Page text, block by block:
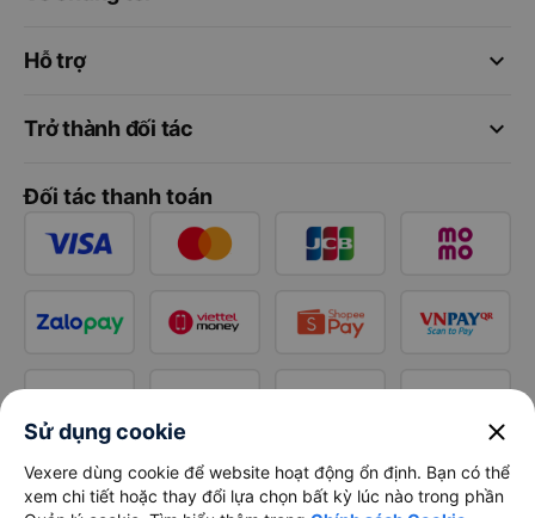
keyboard_arrow_down
Hỗ trợ
keyboard_arrow_down
Trở thành đối tác
Đối tác thanh toán
Sử dụng cookie close
Vexere dùng cookie để website hoạt động ổn định. Bạn có thể
xem chi tiết hoặc thay đổi lựa chọn bất kỳ lúc nào trong phần